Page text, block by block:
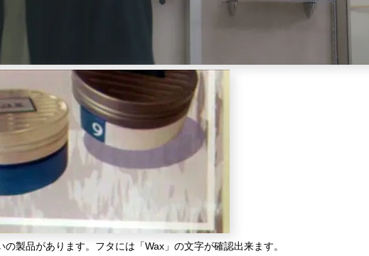
の製品があります。フタには「Wax」の文字が確認出来ます。